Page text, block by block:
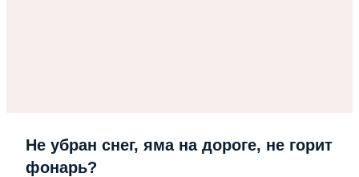
Не убран снег, яма на дороге, не горит
фонарь?